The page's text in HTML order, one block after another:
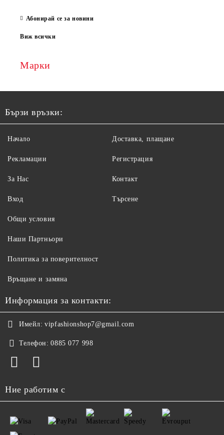
Абонирай се за новини
Виж всички
Марки
Бързи връзки:
Начало
Рекламации
За Нас
Вход
Доставка, плащане
Регистрация
Контакт
Търсене
Общи условия
Наши Партньори
Политика за поверителност
Връщане и замяна
Информация за контакти:
Имейл: vipfashionshop7@gmail.com
Телефон: 0885 077 998
Ние работим с